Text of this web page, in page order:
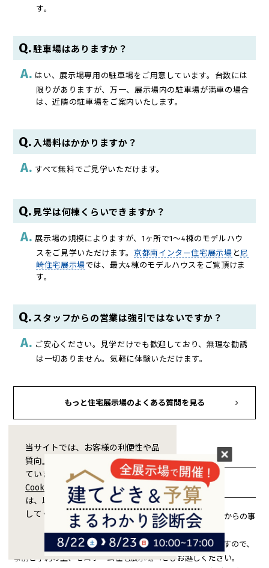
す。
駐車場はありますか？
はい、展示場専用の駐車場をご用意しています。台数には
限りがありますが、万一、展示場内の駐車場が満車の場合
は、近隣の駐車場をご案内いたします。
入場料はかかりますか？
すべて無料でご見学いただけます。
見学は何棟くらいできますか？
展示場の規模によりますが、1ヶ所で1～4棟のモデルハウ
スをご見学いただけます。 京都南インター住宅展示場 と尼
崎住宅展示場では、最大4棟のモデルハウスをご覧頂けま
す。
スタッフからの営業は強引ではないですか？
ご安心ください。見学だけでも歓迎しており、無理な勧誘
は一切ありません。気軽に体験いただけます。
もっと住宅展示場のよくある質問を見る
展示場見学事前予約のお願い
ゼロホームでは、混雑する状況を避けるため、ホームページからの事
前の来場予約をお願いしております。
各モデルハウス内では感染予防対策を徹底して行っておりますので、
事前ご予約の上、ゼロホーム住宅展示場へぜひお越しください。
当サイトでは、お客様の利便性や品
質向上のためCookie技術を使用し
ています。Cookieの利用および
Cookieポリシーに同意をする場合
は、以下の「同意する」ボタンを押
してください。
閉じる
同意する